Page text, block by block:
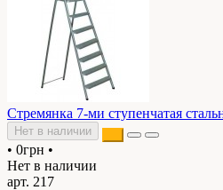
Стремянка 7-ми ступенчатая
Нет в наличии
• 0грн •
Нет в наличии
арт. 217